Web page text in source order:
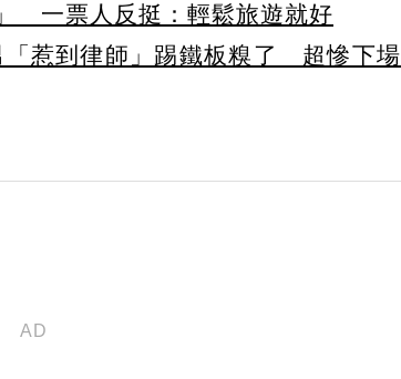
一票人反挺：輕鬆旅遊就好
「惹到律師」踢鐵板糗了 超慘下場